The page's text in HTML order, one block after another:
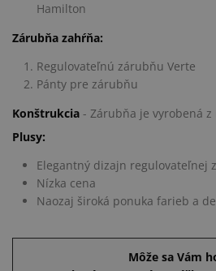
Hamilton
Zárubňa zahŕňa:
Regulovateľnú zárubňu Verte
Pánty pre zárubňu
Konštrukcia - Zárubňa je vyrobená z
Plusy:
Elegantný dizajn regulovateľnej
Nízka cena
Naozaj široká ponuka farieb a
Môže sa Vám